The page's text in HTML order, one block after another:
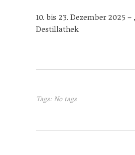
10. bis 23. Dezember
Destillathek
Tags: No tags